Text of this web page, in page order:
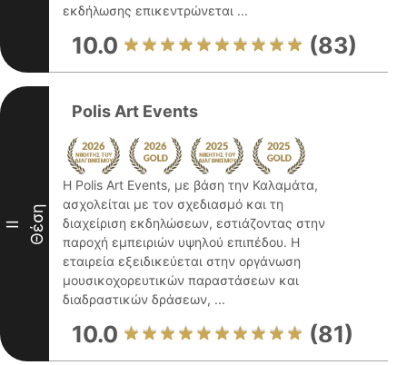
εκδήλωσης επικεντρώνεται ...
10.0 (83)
II Θέση
Polis Art Events
Η Polis Art Events, με βάση την Καλαμάτα,
ασχολείται με τον σχεδιασμό και τη
διαχείριση εκδηλώσεων, εστιάζοντας στην
παροχή εμπειριών υψηλού επιπέδου. Η
εταιρεία εξειδικεύεται στην οργάνωση
μουσικοχορευτικών παραστάσεων και
διαδραστικών δράσεων, ...
10.0 (81)